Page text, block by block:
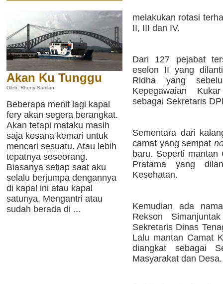
Akan Ku Tunggu
Oleh: Rhony Samlan
Beberapa menit lagi kapal
fery akan segera berangkat.
Akan tetapi mataku masih
saja kesana kemari untuk
mencari sesuatu. Atau lebih
tepatnya seseorang.
Biasanya setiap saat aku
selalu berjumpa dengannya
di kapal ini atau kapal
satunya. Mengantri atau
sudah berada di ...
melakukan rotasi
II, III dan IV.
Dari 127 pejabat
eselon II yang
Ridha yang
Kepegawaian
sebagai Sekretaris
Sementara dari
camat yang sempat
baru. Seperti mantan
Pratama yang
Kesehatan.
Kemudian ada
Rekson
Sekretaris Dinas
Lalu mantan Camat
diangkat sebagai
Masyarakat dan Desa.